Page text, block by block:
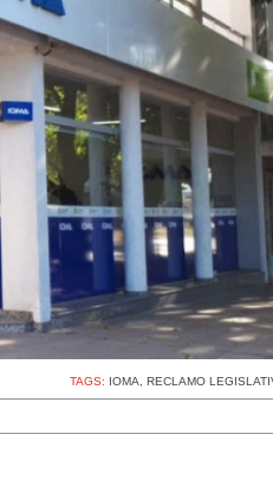
TAGS: IOMA ,RECLAMO